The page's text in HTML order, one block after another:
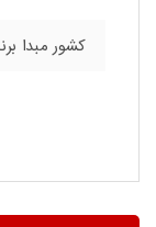
کشور مبدا